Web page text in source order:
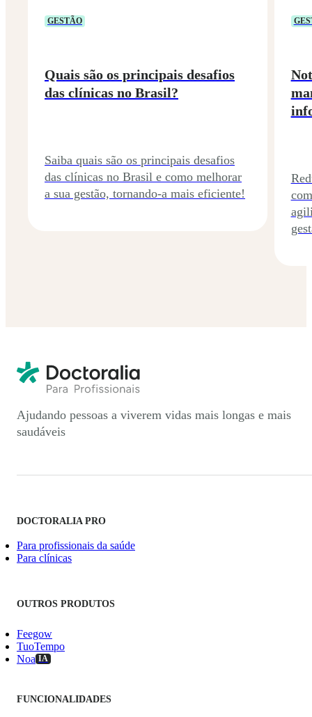
GESTÃO
Quais são os principais desafios
das clínicas no Brasil?
Saiba quais são os principais desafios
das clínicas no Brasil e como melhorar
a sua gestão, tornando-a mais eficiente!
Ajudando pessoas a viverem vidas mais longas e mais
saudáveis
DOCTORALIA PRO
Para profissionais da saúde
Para clínicas
OUTROS PRODUTOS
Feegow
TuoTempo
Noa IA
FUNCIONALIDADES